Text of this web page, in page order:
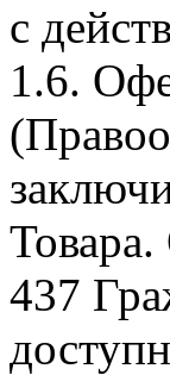
с
1.6.
Товара.
437